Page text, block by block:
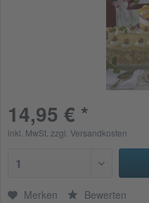
14,95 € *
inkl. MwSt. zzgl. Versandkosten
1
Merken Bewerten